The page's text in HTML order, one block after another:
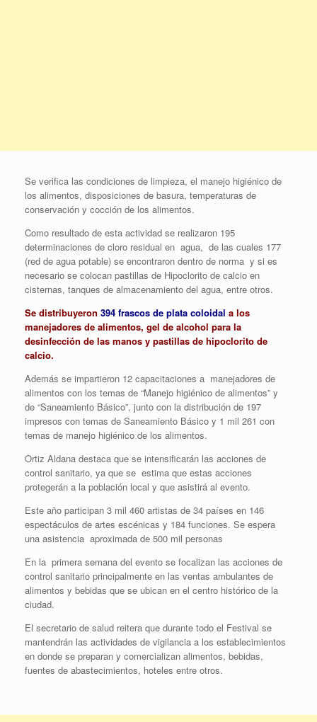
Se verifica las condiciones de limpieza, el manejo higiénico de
los alimentos, disposiciones de basura, temperaturas de
conservación y cocción de los alimentos.
Como resultado de esta actividad se realizaron 195
determinaciones de cloro residual en agua, de las cuales 177
(red de agua potable) se encontraron dentro de norma y si es
necesario se colocan pastillas de Hipoclorito de calcio en
cisternas, tanques de almacenamiento del agua, entre otros.
Se distribuyeron 394 frascos de plata coloidal a los
manejadores de alimentos, gel de alcohol para la
desinfección de las manos y pastillas de hipoclorito de
calcio.
Además se impartieron 12 capacitaciones a manejadores de
alimentos con los temas de “Manejo higiénico de alimentos” y
de “Saneamiento Básico”, junto con la distribución de 197
impresos con temas de Saneamiento Básico y 1 mil 261 con
temas de manejo higiénico de los alimentos.
Ortiz Aldana destaca que se intensificarán las acciones de
control sanitario, ya que se estima que estas acciones
protegerán a la población local y que asistirá al evento.
Este año participan 3 mil 460 artistas de 34 países en 146
espectáculos de artes escénicas y 184 funciones. Se espera
una asistencia aproximada de 500 mil personas
En la primera semana del evento se focalizan las acciones de
control sanitario principalmente en las ventas ambulantes de
alimentos y bebidas que se ubican en el centro histórico de la
ciudad.
El secretario de salud reitera que durante todo el Festival se
mantendrán las actividades de vigilancia a los establecimientos
en donde se preparan y comercializan alimentos, bebidas,
fuentes de abastecimientos, hoteles entre otros.